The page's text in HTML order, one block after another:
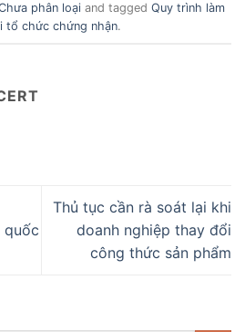
phân loạiand tagged Quy trình làm
tổ chức chứng nhận.
quốc
Thủ tục cần rà soát lại khi
doanh nghiệp thay đổi
công thức sản phẩm